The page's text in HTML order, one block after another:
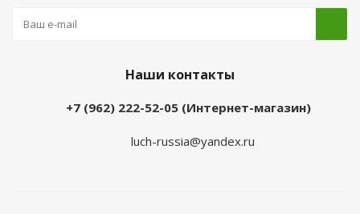
Наши контакты
+7 (962) 222-52-05 (Интернет-магазин)
luch-russia@yandex.ru